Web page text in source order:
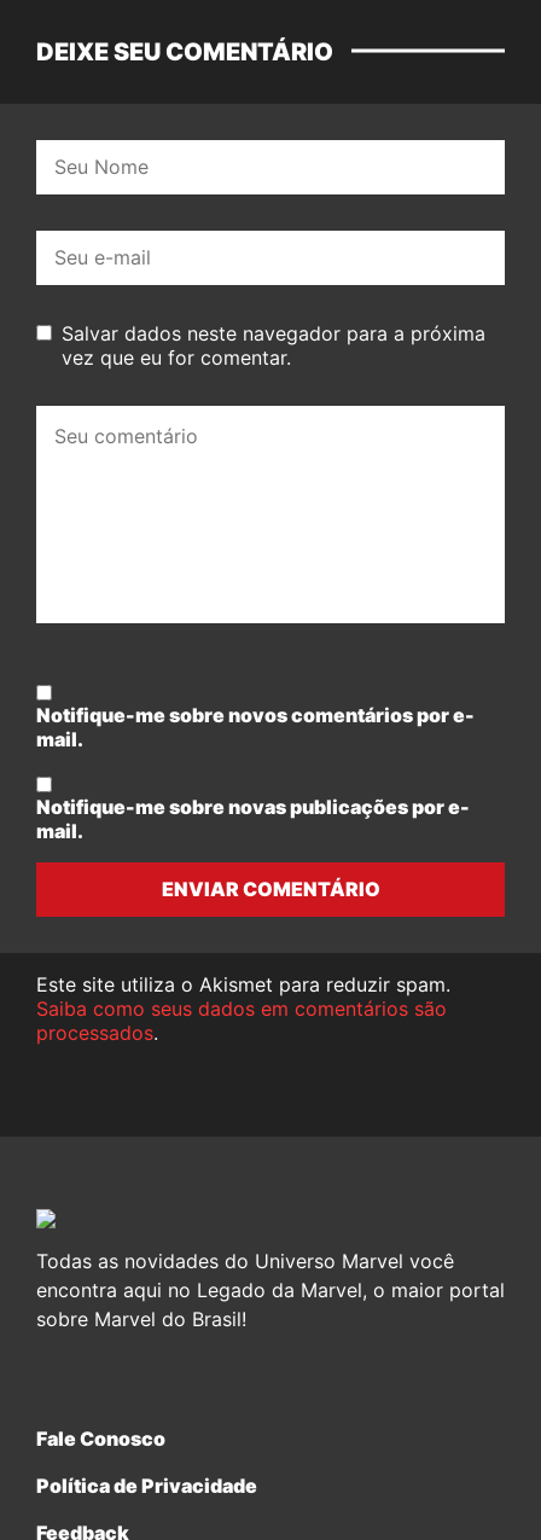
DEIXE SEU COMENTÁRIO
mail:
Salvar dados neste navegador para a próxima
vez que eu for comentar.
comentário:
Notifique-me sobre novos comentários por e-
mail.
Notifique-me sobre novas publicações por e-
mail.
ENVIAR COMENTÁRIO
Este site utiliza o Akismet para reduzir spam.
Saiba como seus dados em comentários são
processados.
Todas as novidades do Universo Marvel você
encontra aqui no Legado da Marvel, o maior portal
sobre Marvel do Brasil!
Fale Conosco
Política de Privacidade
Feedback